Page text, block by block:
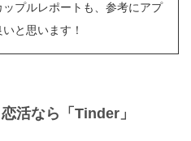
プルレポートも、参考にアプ
と思います！
活なら「Tinder」